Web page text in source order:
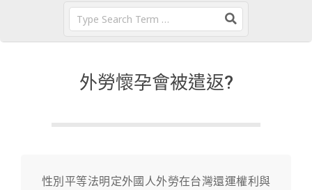
外勞懷孕會被遣返?
性別平等法明定外國人外勞在台灣還運權利與